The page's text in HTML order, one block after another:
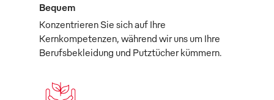
Bequem
Konzentrieren Sie sich auf Ihre
Kernkompetenzen, während wir uns um Ihre
Berufsbekleidung und Putztücher kümmern.